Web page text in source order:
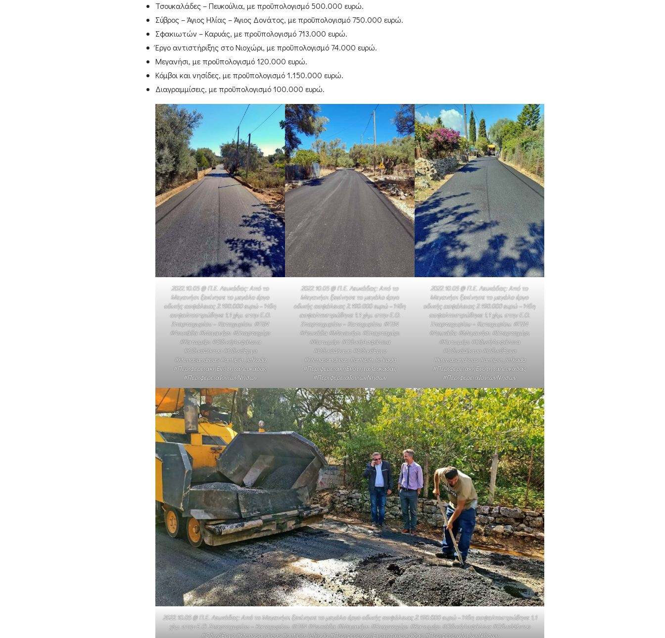
Τσουκαλάδες – Πευκούλια, με προϋπολογισμό 500.000 ευρώ.
Σύβρος – Άγιος Ηλίας – Άγιος Δονάτος, με προϋπολογισμό 750.000 ευρώ.
Σφακιωτών – Καρυάς, με προϋπολογισμό 713.000 ευρώ.
Έργο αντιστήριξης στο Νιοχώρι, με προϋπολογισμό 74.000 ευρώ.
Μεγανήσι, με προϋπολογισμό120.000 ευρώ.
Κόμβοι και νησίδες, με προϋπολογισμό1.150.000 ευρώ.
Διαγραμμίσεις, με προϋπολογισμό100.000 ευρώ.
2022.10.05 @ Π.Ε. Λευκάδας: Από το
Μεγανήσι ξεκίνησε το μεγάλο έργο
οδικής ασφάλειας 2.190.000 ευρώ – Ήδη
ασφαλτοστρώθηκε 1,1 χλμ. στην Ε.Ο.
Σπαρτοχωρίου – Κατοχωρίου. #ΠΙΝ
#Λευκάδα #Μεγανήσι #Σπαρτοχώρι
#Κατωμέρι #ΟδικήΑσφάλεια
#ΟδικόΔίκτυο #ΟδικόΈργο
#ktenasandreas #antipin_lefkada
#ΠεριφερειακήΕνότηταΛευκάδας
#ΠεριφέρειαΙονίωνΝήσων
2022.10.05 @ Π.Ε. Λευκάδας: Από το
Μεγανήσι ξεκίνησε το μεγάλο έργο
οδικής ασφάλειας 2.190.000 ευρώ – Ήδη
ασφαλτοστρώθηκε 1,1 χλμ. στην Ε.Ο.
Σπαρτοχωρίου – Κατοχωρίου. #ΠΙΝ
#Λευκάδα #Μεγανήσι #Σπαρτοχώρι
#Κατωμέρι #ΟδικήΑσφάλεια
#ΟδικόΔίκτυο #ΟδικόΈργο
#ktenasandreas #antipin_lefkada
#ΠεριφερειακήΕνότηταΛευκάδας
#ΠεριφέρειαΙονίωνΝήσων
2022.10.05 @ Π.Ε. Λευκάδας: Από το
Μεγανήσι ξεκίνησε το μεγάλο έργο
οδικής ασφάλειας 2.190.000 ευρώ – Ήδη
ασφαλτοστρώθηκε 1,1 χλμ. στην Ε.Ο.
Σπαρτοχωρίου – Κατοχωρίου. #ΠΙΝ
#Λευκάδα #Μεγανήσι #Σπαρτοχώρι
#Κατωμέρι #ΟδικήΑσφάλεια
#ΟδικόΔίκτυο #ΟδικόΈργο
#ktenasandreas #antipin_lefkada
#ΠεριφερειακήΕνότηταΛευκάδας
#ΠεριφέρειαΙονίωνΝήσων
2022.10.05 @ Π.Ε. Λευκάδας: Από το Μεγανήσι ξεκίνησε το μεγάλο έργο οδικής ασφάλειας 2.190.000 ευρώ – Ήδη ασφαλτοστρώθηκε 1,1
χλμ. στην Ε.Ο. Σπαρτοχωρίου – Κατοχωρίου. #ΠΙΝ #Λευκάδα #Μεγανήσι #Σπαρτοχώρι #Κατωμέρι #ΟδικήΑσφάλεια #ΟδικόΔίκτυο
#ΟδικόΈργο #ktenasandreas #antipin_lefkada #ΠεριφερειακήΕνότηταΛευκάδας #ΠεριφέρειαΙονίωνΝήσων